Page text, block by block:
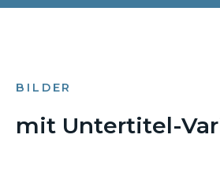
BILDER
mit Untertitel-